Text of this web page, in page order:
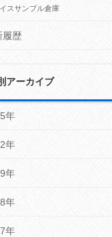
スサンプル倉庫
履歴
アーカイブ
年
年
年
年
年